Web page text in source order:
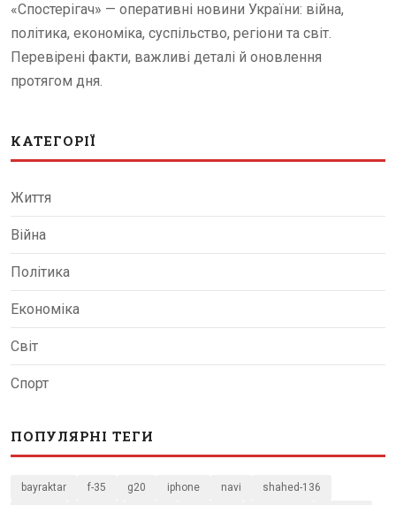
«Спостерігач» — оперативні новини України: війна,
політика, економіка, суспільство, регіони та світ.
Перевірені факти, важливі деталі й оновлення
протягом дня.
КАТЕГОРІЇ
Життя
Війна
Політика
Економіка
Світ
Спорт
ПОПУЛЯРНІ ТЕГИ
bayraktar f-35 g20 iphone navi shahed-136